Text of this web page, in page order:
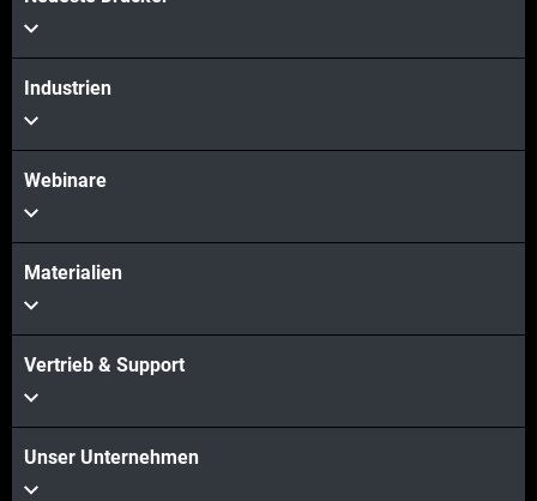
Industrien
Webinare
Materialien
Vertrieb & Support
Unser Unternehmen